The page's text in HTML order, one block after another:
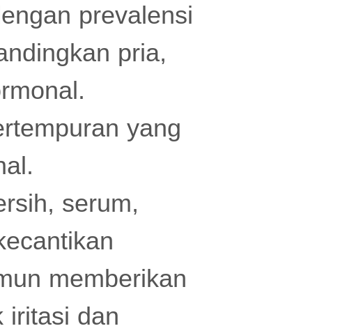
prevalensi
pria,
yang
serum,
memberikan
iritasi dan